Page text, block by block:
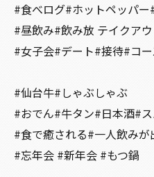
#食べログ#ホットペッパー
#昼飲み#飲み放 テイクア
#女子会#デート#接待#コ
#仙台牛#しゃぶしゃぶ
#おでん#牛タン#日本酒#
#食で癒される#一人飲みが
#忘年会 #新年会 #もつ鍋